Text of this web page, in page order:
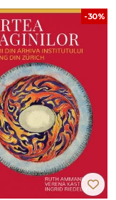
-30%